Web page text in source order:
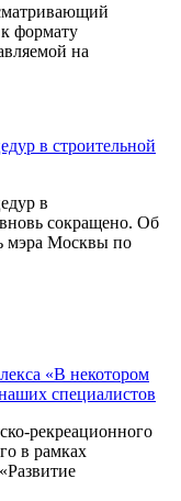
формату
на
в строительной
в
вновь сокращено. Об
мэра Москвы по
«В некотором
специалистов
рекреационного
в рамках